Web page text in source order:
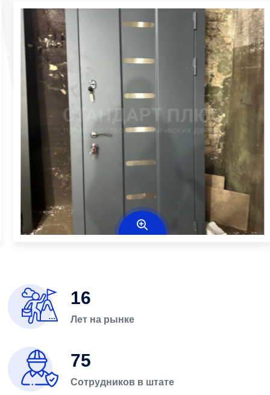
16
Лет на рынке
75
Сотрудников в штате